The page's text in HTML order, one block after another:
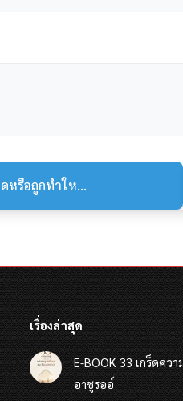
หรือถูกทำให...
เรื่องล่าสุด
E-BOOK 33 เกร็ดคว
อาชูรออ์